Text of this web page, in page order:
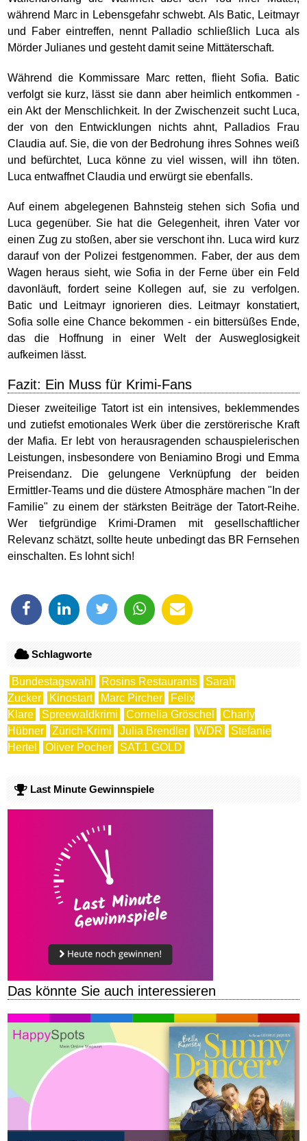
während Marc in Lebensgefahr schwebt. Als Batic, Leitmayr
und Faber eintreffen, nennt Palladio schließlich Luca als
Mörder Julianes und gesteht damit seine Mittäterschaft.
Während die Kommissare Marc retten, flieht Sofia. Batic
verfolgt sie kurz, lässt sie dann aber heimlich entkommen -
ein Akt der Menschlichkeit. In der Zwischenzeit sucht Luca,
der von den Entwicklungen nichts ahnt, Palladios Frau
Claudia auf. Sie, die von der Bedrohung ihres Sohnes weiß
und befürchtet, Luca könne zu viel wissen, will ihn töten.
Luca entwaffnet Claudia und erwürgt sie ebenfalls.
Auf einem abgelegenen Bahnsteig stehen sich Sofia und
Luca gegenüber. Sie hat die Gelegenheit, ihren Vater vor
einen Zug zu stoßen, aber sie verschont ihn. Luca wird kurz
darauf von der Polizei festgenommen. Faber, der aus dem
Wagen heraus sieht, wie Sofia in der Ferne über ein Feld
davonläuft, fordert seine Kollegen auf, sie zu verfolgen.
Batic und Leitmayr ignorieren dies. Leitmayr konstatiert,
Sofia solle eine Chance bekommen - ein bittersüßes Ende,
das die Hoffnung in einer Welt der Ausweglosigkeit
aufkeimen lässt.
Fazit: Ein Muss für Krimi-Fans
Dieser zweiteilige Tatort ist ein intensives, beklemmendes
und zutiefst emotionales Werk über die zerstörerische Kraft
der Mafia. Er lebt von herausragenden schauspielerischen
Leistungen, insbesondere von Beniamino Brogi und Emma
Preisendanz. Die gelungene Verknüpfung der beiden
Ermittler-Teams und die düstere Atmosphäre machen "In der
Familie" zu einem der stärksten Beiträge der Tatort-Reihe.
Wer tiefgründige Krimi-Dramen mit gesellschaftlicher
Relevanz schätzt, sollte heute unbedingt das BR Fernsehen
einschalten. Es lohnt sich!
Schlagworte
Bundestagswahl Rosins Restaurants
Sarah
Zucker
Kinostart Marc Pircher
Felix
Klare
Spreewaldkrimi Cornelia Gröschel
Charly
Hübner
Zürich-Krimi Julia Brendler WDR
Stefanie
Hertel
Oliver Pocher SAT.1 GOLD
Last Minute Gewinnspiele
Das könnte Sie auch interessieren